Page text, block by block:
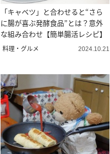
「キャベツ」と合わせると“さら
に腸が喜ぶ発酵食品”とは？意外
な組み合わせ【簡単腸活レシピ】
料理・グルメ 2024.10.21